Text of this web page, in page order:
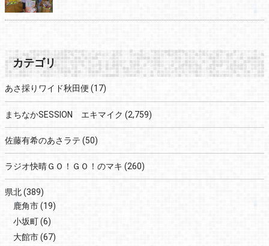
カテゴリ
あさ採りワイド秋田便 (17)
まちなかSESSION エキマイク (2,759)
佐藤有希のあさラテ (50)
ラジオ快晴ＧＯ！ＧＯ！のマキ (260)
県北(389)
鹿角市(19)
小坂町(6)
大館市(67)